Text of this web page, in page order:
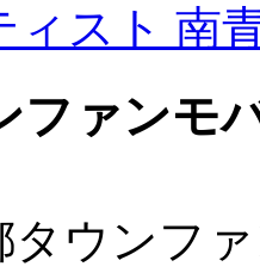
ィスト 南
ファンモ
タウンフ